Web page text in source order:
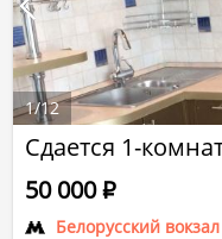
Сдается 1-
Белорусский
50 000Р
1/12